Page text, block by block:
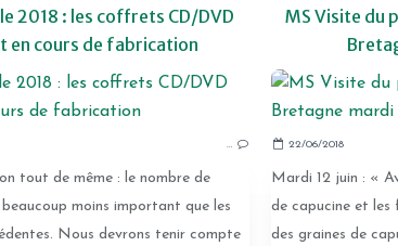
2018 : les coffrets CD/DVD
en cours de fabrication
…
tout de même : le nombre de
moins important que les
Nous devrons tenir compte
MS Visite du
22/06/2018
Mardi 12 juin : «
de capucine et les
des graines de